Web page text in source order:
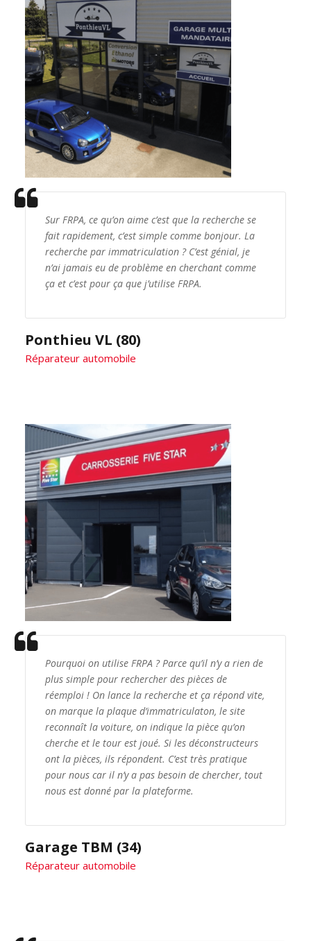
Sur FRPA, ce qu’on aime c’est que la recherche se
fait rapidement, c’est simple comme bonjour. La
recherche par immatriculation ? C’est génial, je
n’ai jamais eu de problème en cherchant comme
ça et c’est pour ça que j’utilise FRPA.
Ponthieu VL (80)
Réparateur automobile
Pourquoi on utilise FRPA ? Parce qu’il n’y a rien de
plus simple pour rechercher des pièces de
réemploi ! On lance la recherche et ça répond vite,
on marque la plaque d’immatriculaton, le site
reconnaît la voiture, on indique la pièce qu’on
cherche et le tour est joué. Si les déconstructeurs
ont la pièces, ils répondent. C’est très pratique
pour nous car il n’y a pas besoin de chercher, tout
nous est donné par la plateforme.
Garage TBM (34)
Réparateur automobile